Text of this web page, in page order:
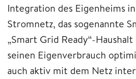
Integration des Eigenheims
Stromnetz, das sogenannte
„Smart Grid Ready“-
seinen Eigenverbrauch
auch aktiv mit dem Netz